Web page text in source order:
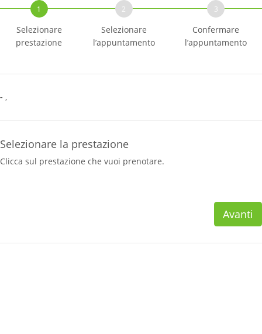
1
Selezionare
prestazione
2
Selezionare
l’appuntamento
3
Confermare
l’appuntamento
- ,
Selezionare la prestazione
Clicca sul prestazione che vuoi prenotare.
Avanti